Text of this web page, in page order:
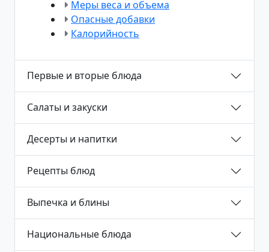
Меры веса и объема
Опасные добавки
Калорийность
Первые и вторые блюда
Салаты и закуски
Десерты и напитки
Рецепты блюд
Выпечка и блины
Национальные блюда